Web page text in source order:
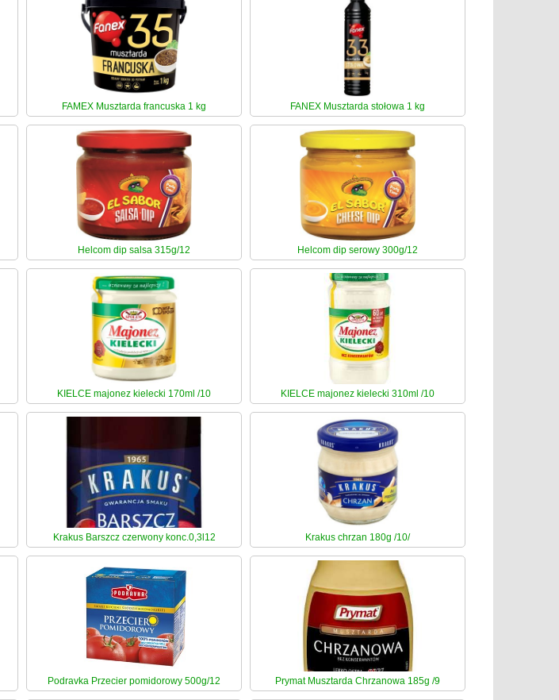
FAMEX Musztarda francuska 1 kg FANEX Musztarda stołowa 1 kg
Helcom dip salsa 315g/12 Helcom dip serowy 300g/12
KIELCE majonez kielecki 170ml /10 KIELCE majonez kielecki 310ml /10
Krakus Barszcz czerwony konc.0,3l12 Krakus chrzan 180g /10/
Podravka Przecier pomidorowy 500g/12 Prymat Musztarda Chrzanowa 185g /9